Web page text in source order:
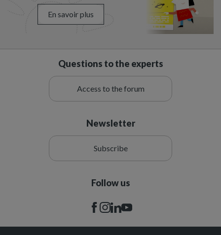
En savoir plus
Questions to the experts
Access to the forum
Newsletter
Subscribe
Follow us